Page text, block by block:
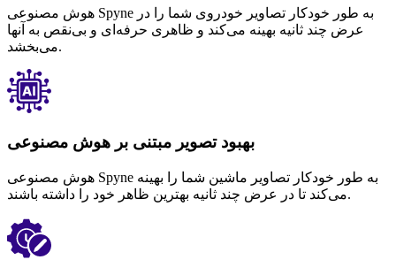
هوش مصنوعی Spyne به طور خودکار تصاویر خودروی شما را در
عرض چند ثانیه بهینه می‌کند و ظاهری حرفه‌ای و بی‌نقص به آنها
می‌بخشد.
بهبود تصویر مبتنی بر هوش مصنوعی
هوش مصنوعی Spyne به طور خودکار تصاویر ماشین شما را بهینه
می‌کند تا در عرض چند ثانیه بهترین ظاهر خود را داشته باشند.